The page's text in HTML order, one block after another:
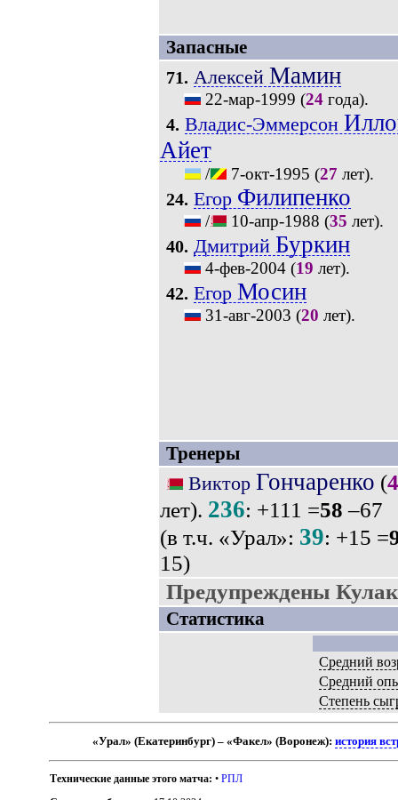
Запасные
71. Алексей Мамин
22-мар-1999 (24года).
4. Владис-Эммерсон
Айет
/ 7-окт-1995 (27 лет).
24. Егор Филипенко
/ 10-апр-1988 (35 лет).
40. Дмитрий Буркин
4-фев-2004(19 лет).
42. Егор Мосин
31-авг-2003 (20 лет).
Тренеры
Виктор Гончаренко (
лет). 236: +111 =58 –67
(в т.ч. «Урал»: 39: +15 =
15)
Предупреждены
Статистика
Средний
Средний
Степень
«Урал» (Екатеринбург) – «Факел» (Воронеж):история
Технические данные этого матча: •РПЛ